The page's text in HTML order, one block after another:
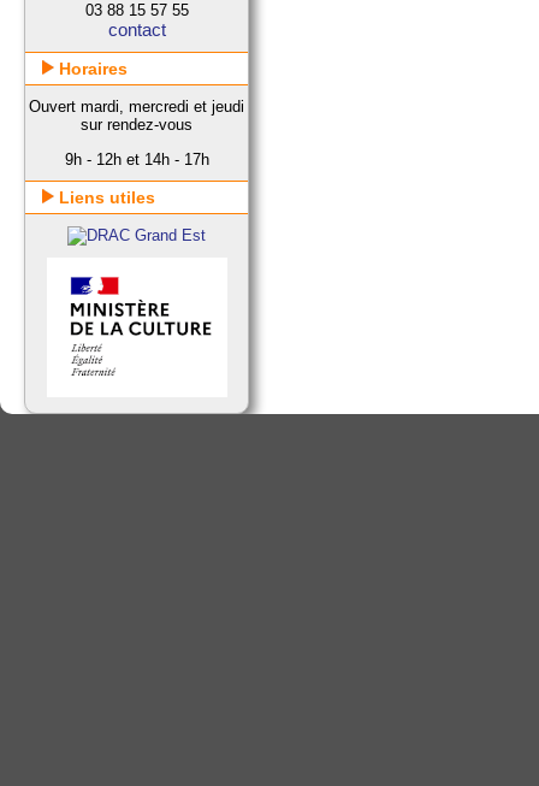
03 88 15 57 55
contact
Horaires
Ouvert mardi, mercredi et jeudi
sur rendez-vous
9h - 12h et 14h - 17h
Liens utiles